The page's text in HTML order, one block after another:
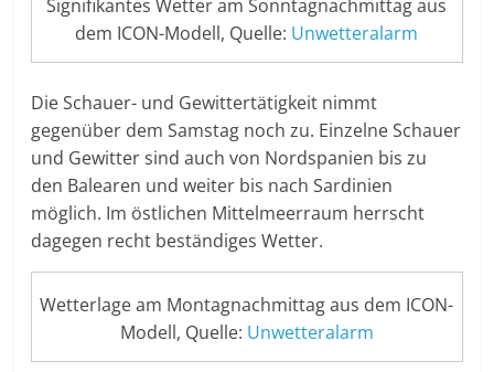
Signifikantes Wetter am Sonntagnachmittag aus
dem ICON-Modell, Quelle: Unwetteralarm
Die Schauer- und Gewittertätigkeit nimmt
gegenüber dem Samstag noch zu. Einzelne Schauer
und Gewitter sind auch von Nordspanien bis zu
den Balearen und weiter bis nach Sardinien
möglich. Im östlichen Mittelmeerraum herrscht
dagegen recht beständiges Wetter.
Wetterlage am Montagnachmittag aus dem ICON-
Modell, Quelle: Unwetteralarm